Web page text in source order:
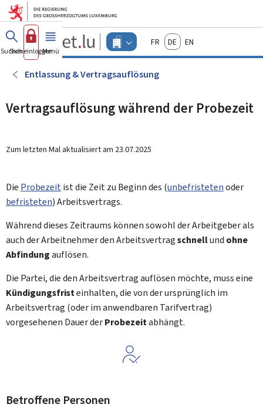
Zum Hauptmenü
Zum Inhalt
Guichet.lu
Changer
d'espace
Menu
actif
FrançaisDeutschEnglish
Suchen
Sich einloggen
Menü Haupt-
Entlassung & Vertragsauflösung
Vertragsauflösung während der Probezeit
Zum letzten Mal aktualisiert am 23.07.2025
Die Probezeitist die Zeit zu Beginn des (unbefristetenoder
befristeten) Arbeitsvertrags.
Während dieses Zeitraums können sowohl der Arbeitgeber als
auch der Arbeitnehmer den Arbeitsvertragschnellund ohne
Abfindungauflösen.
Die Partei, die den Arbeitsvertrag auflösen möchte, muss eine
Kündigungsfristeinhalten, die von der ursprünglich im
Arbeitsvertrag (oder im anwendbaren Tarifvertrag)
vorgesehenen Dauer derProbezeitabhängt.
Betroffene Personen